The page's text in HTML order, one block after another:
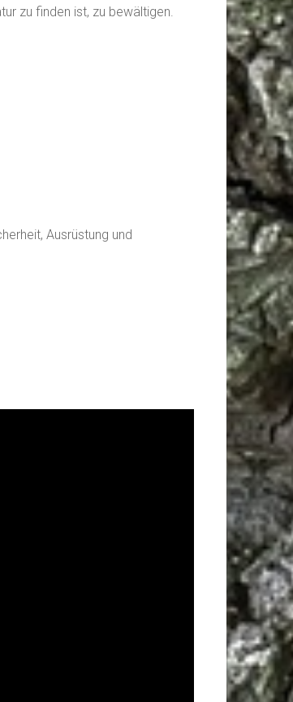
zu finden ist, zu bewältigen.
Ausrüstung und